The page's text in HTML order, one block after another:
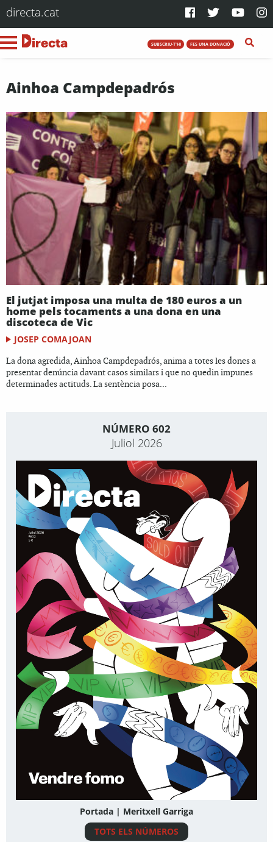
directa.cat
SUBSCRIU-T'HI FES UNA DONACIÓ
Ainhoa Campdepadrós
El jutjat imposa una multa de 180 euros a un
home pels tocaments a una dona en una
discoteca de Vic
JOSEP COMAJOAN
La dona agredida, Ainhoa Campdepadrós, anima a totes les dones a
presentar denúncia davant casos similars i que no quedin impunes
determinades actituds. La sentència posa...
NÚMERO 602
Juliol 2026
Portada | Meritxell Garriga
TOTS ELS NÚMEROS